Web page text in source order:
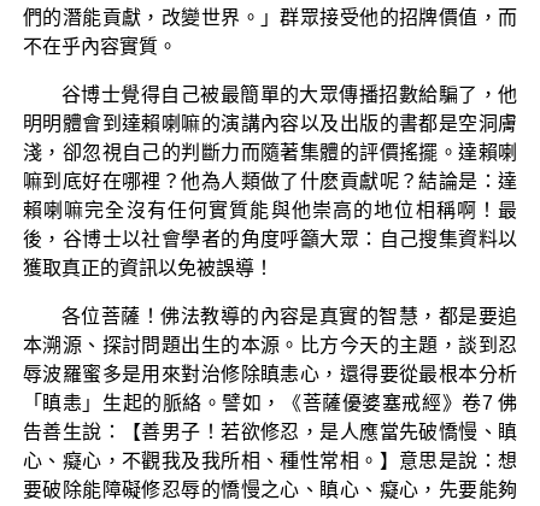
們的潛能貢獻，改變世界。」群眾接受他的招牌價值，而
不在乎內容實質。
谷博士覺得自己被最簡單的大眾傳播招數給騙了，他
明明體會到達賴喇嘛的演講內容以及出版的書都是空洞膚
淺，卻忽視自己的判斷力而隨著集體的評價搖擺。達賴喇
嘛到底好在哪裡？他為人類做了什麽貢獻呢？結論是：達
賴喇嘛完全沒有任何實質能與他崇高的地位相稱啊！最
後，谷博士以社會學者的角度呼籲大眾：自己搜集資料以
獲取真正的資訊以免被誤導！
各位菩薩！佛法教導的內容是真實的智慧，都是要追
本溯源、探討問題出生的本源。比方今天的主題，談到忍
辱波羅蜜多是用來對治修除瞋恚心，還得要從最根本分析
「瞋恚」生起的脈絡。譬如，《菩薩優婆塞戒經》卷7 佛
告善生說：【善男子！若欲修忍，是人應當先破憍慢、瞋
心、癡心，不觀我及我所相、種性常相。】意思是說：想
要破除能障礙修忍辱的憍慢之心、瞋心、癡心，先要能夠